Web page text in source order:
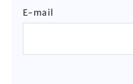
E-mail